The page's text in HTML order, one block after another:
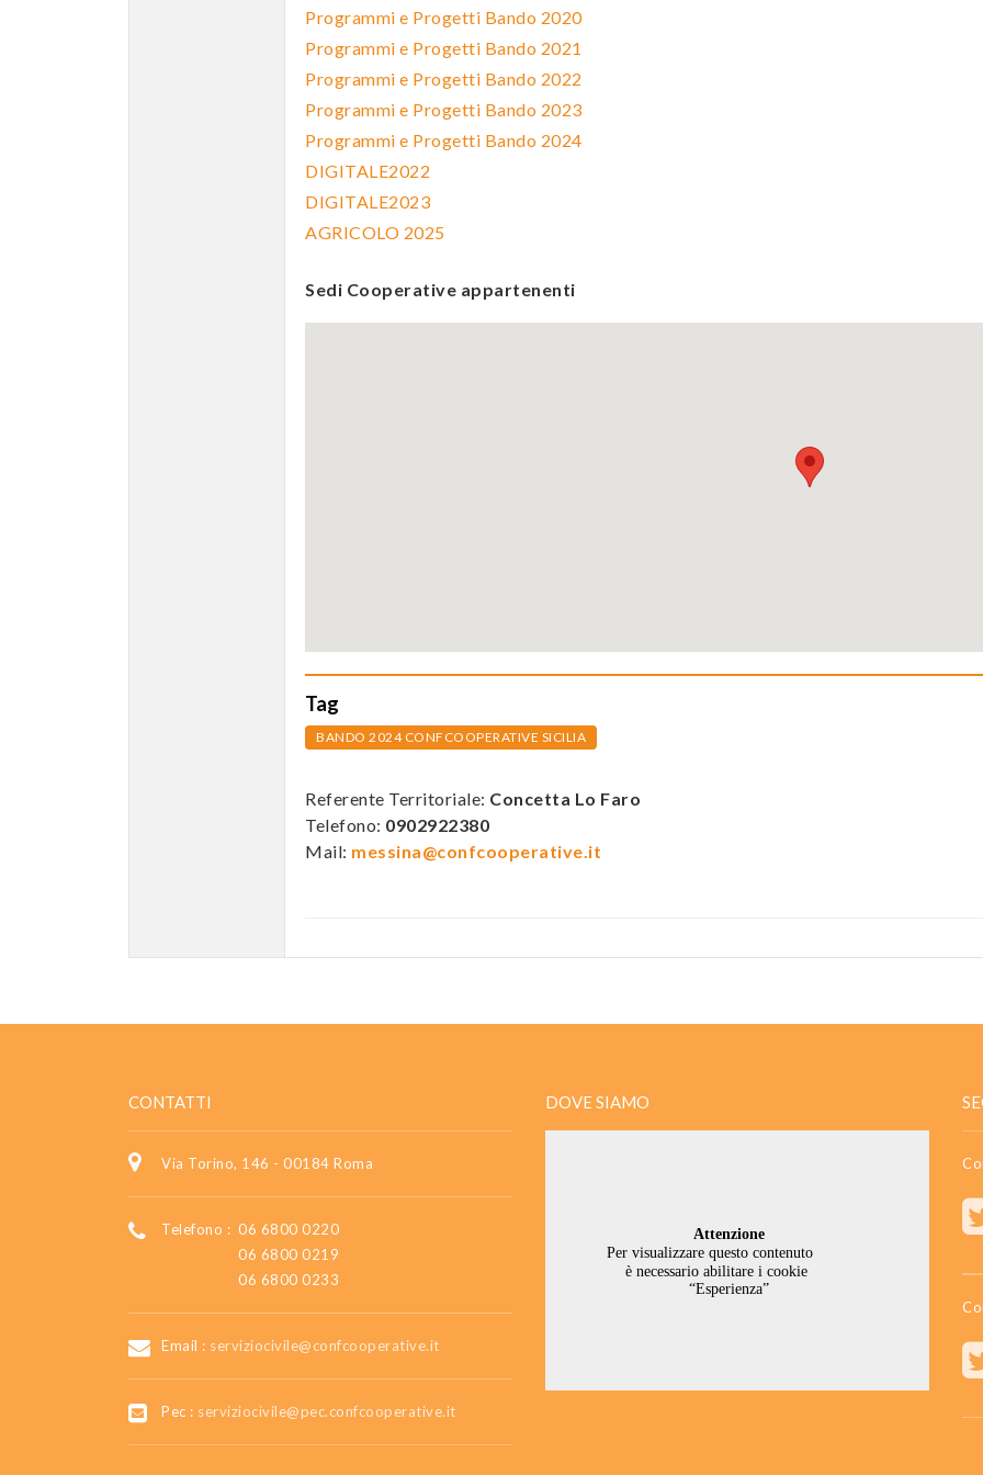
Programmi e Progetti Bando 2020
Programmi e Progetti Bando 2021
Programmi e Progetti Bando 2022
Programmi e Progetti Bando 2023
Programmi e Progetti Bando 2024
DIGITALE2022
DIGITALE2023
AGRICOLO 2025
Sedi Cooperative appartenenti
Tag
BANDO 2024 CONFCOOPERATIVE SICILIA
Referente Territoriale: Concetta Lo Faro
Telefono: 0902922380
Mail: messina@confcooperative.it
CONTATTI
Via Torino, 146 - 00184 Roma
Telefono : 06 6800 0220
06 6800 0219
06 6800 0233
Email : serviziocivile@confcooperative.it
Pec : serviziocivile@pec.confcooperative.it
DOVE SIAMO